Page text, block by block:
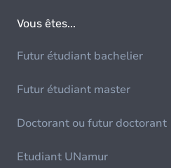
Vous êtes...
Futur étudiant bachelier
Futur étudiant master
Doctorant ou futur doctorant
Etudiant UNamur